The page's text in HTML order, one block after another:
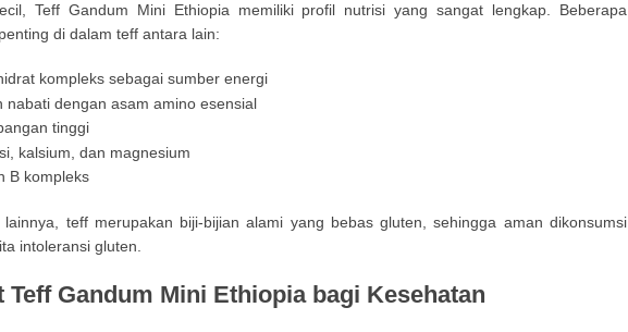
Teff Gandum Mini Ethiopia memiliki profil nutrisi yang sangat lengkap. Beberapa
di dalam teff antara lain:
kompleks sebagai sumber energi
nabati dengan asam amino esensial
tinggi
kalsium, dan magnesium
B kompleks
lainnya, teff merupakan biji-bijian alami yang bebas gluten, sehingga aman dikonsumsi
intoleransi gluten.
Teff Gandum Mini Ethiopia bagi Kesehatan